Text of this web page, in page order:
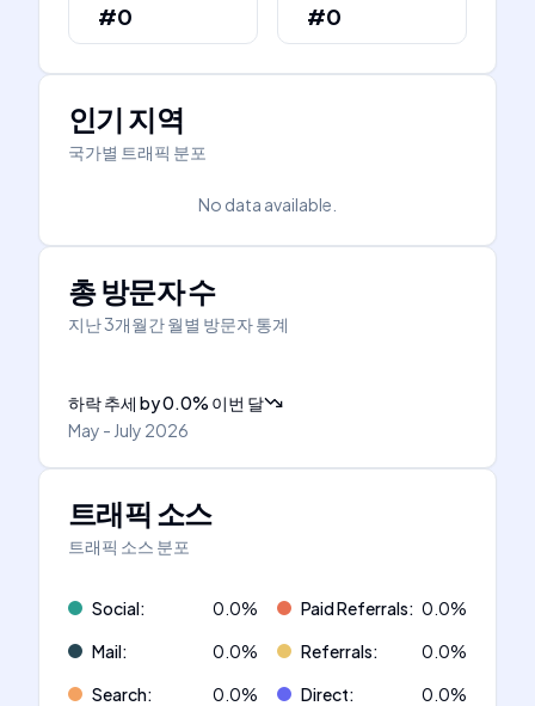
#0 #0
인기 지역
국가별 트래픽 분포
No data available.
총 방문자 수
지난 3개월간 월별 방문자 통계
하락 추세 by0.0% 이번 달
May - July 2026
트래픽 소스
트래픽 소스 분포
Social: 0.0% Paid Referrals: 0.0%
Mail: 0.0% Referrals: 0.0%
Search: 0.0% Direct: 0.0%